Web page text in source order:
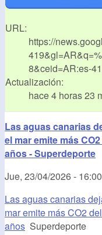
URL:
https://
8&ceid=AR:es-
Actualización:
hace 4 horas 23
Las aguas canarias
el mar emite más
años - Superdeporte
Jue, 23/04/2026 - 16:00
Las aguas canarias
mar emite más CO2
años Superdeporte